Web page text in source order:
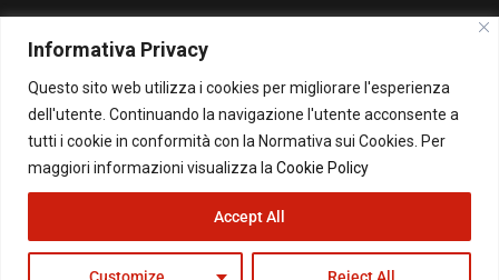
Informativa Privacy
Questo sito web utilizza i cookies per migliorare l'esperienza
dell'utente. Continuando la navigazione l'utente acconsente a
tutti i cookie in conformità con la Normativa sui Cookies. Per
maggiori informazioni visualizza la Cookie Policy
Customize Reject All
Accept All
PUBBLICITA'
Per la tua pubblicità su questo Blog:
pubblicita@beppegrillo.it
© Copyright 2026 - Il Blog di Beppe Grillo. All Rights Reserved - Powered by
happygrafic.com